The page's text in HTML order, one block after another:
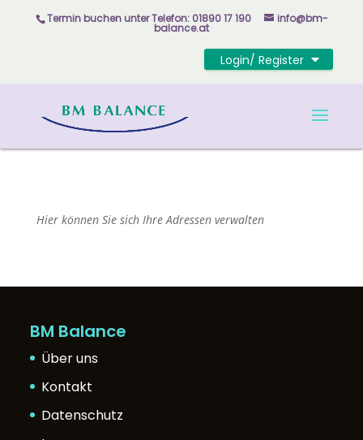
Skip to content
Termin buchen unterTelefon: 01890 17 190 info@bm-
balance.at
Login/ Register
Hier können Sie sich Ihre Adressen verwalten
BM Balance
Über uns
Kontakt
Datenschutz